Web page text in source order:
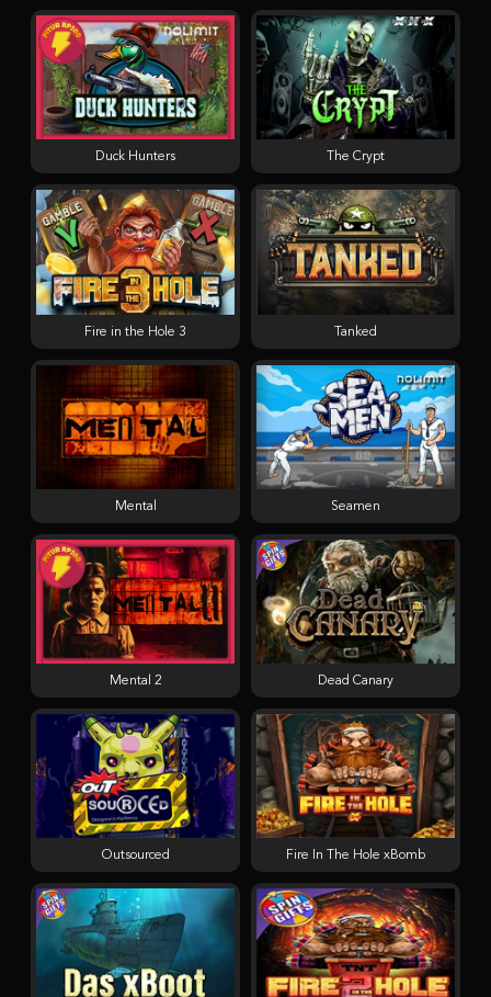
Seamen
Duck Hunters
Fire in the Hole 3
Mental 2
Mental
The Crypt
Outsourced
Tanked
Fire In The Hole xBomb
Dead Canary